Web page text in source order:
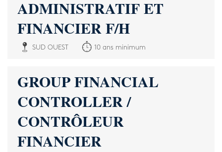
ADMINISTRATIF ET
FINANCIER F/H
SUD OUEST 10 ans minimum
GROUP FINANCIAL
CONTROLLER /
CONTRÔLEUR
FINANCIER